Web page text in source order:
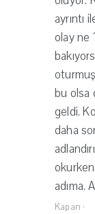
ayrıntı
olay ne
bu olsa
geldi.
daha
adıma.
Kapan ·